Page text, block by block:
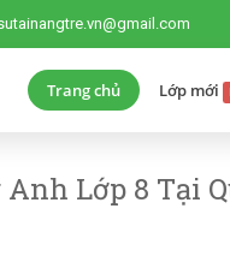
Trang chủ Lớp mới
Anh Lớp 8 Tại